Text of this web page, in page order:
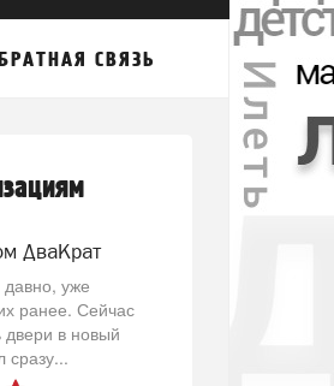
СВЯЗЬ
ДваКрат
уже
ранее. Сейчас
двери в новый
сразу...